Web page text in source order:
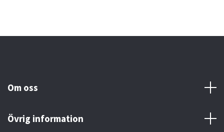
Om oss
Övrig information